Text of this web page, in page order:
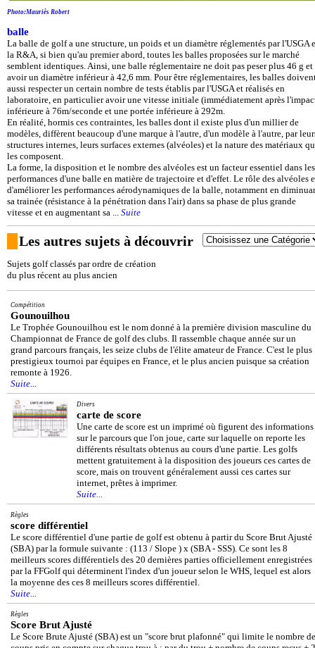
Photo:Mauriès Robert
balle
La balle de golf a une structure, un poids et un diamètre réglementés par l'USGA
la R&A, si bien qu'au premier abord, toutes les balles proposées sur le marché
semblent identiques. Ainsi, une balle réglementaire ne doit pas peser plus 46 g et
avoir un diamètre inférieur à 42,6 mm. Pour être réglementaires, les balles
aussi respecter un certain nombre de tests établis par l'USGA et réalisés en
laboratoire, en particulier avoir une vitesse initiale (immédiatement après
inférieure à 76m/seconde et une portée inférieure à 292m.
En réalité, hormis ces contraintes, les balles dont il existe plus d'un millier de
modèles, diffèrent beaucoup d'une marque à l'autre, d'un modèle à l'autre, par
structures internes, leurs surfaces externes (alvéoles) et la nature des matériaux
les composent.
La forme, la disposition et le nombre des alvéoles est un facteur essentiel dans les
performances d'une balle en matière de trajectoire et d'effet. Le rôle des alvéoles
d'améliorer les performances aérodynamiques de la balle, notamment en
sa trainée (résistance à la pénétration dans l'air) dans sa phase de plus grande
vitesse et en augmentant sa ... Suite
Les autres sujets à découvrir
Sujets golf classés par ordre de création
du plus récent au plus ancien
Compétition
Gounouilhou
Le Trophée Gounouilhou est le nom donné à la première division masculine du
Championnat de France de golf des clubs. Il rassemble chaque année sur un
grand parcours français, les seize clubs de l'élite amateur de France. C'est le plus
prestigieux tournoi par équipes en France, et le plus ancien puisque sa création
remonte à 1926.
Suite...
Divers
carte de score
Une carte de score est un imprimé où figurent des informations
sur le parcours que l'on joue, carte sur laquelle on reporte les
différents résultats obtenus au cours d'une partie. Les golfs
mettent gratuitement à la disposition des joueurs ces cartes de
score, mais on trouvent généralement aussi ces cartes sur
internet, prêtes à imprimer.
Suite...
Règles
score différentiel
Le score différentiel d'une partie de golf est obtenu à partir du Score Brut Ajusté
(SBA) par la formule suivante : (113 / Slope ) x (SBA - SSS). Ce sont les 8
meilleurs scores différentiels des 20 dernières parties officiellement enregistrées
par la FFGolf qui déterminent l'index d'un joueur selon le WHS, lequel est alors
la moyenne des ces 8 meilleurs scores différentiel.
Suite...
Règles
Score Brut Ajusté
Le Score Brute Ajusté (SBA) est un "score brut plafonné" qui limite le nombre de